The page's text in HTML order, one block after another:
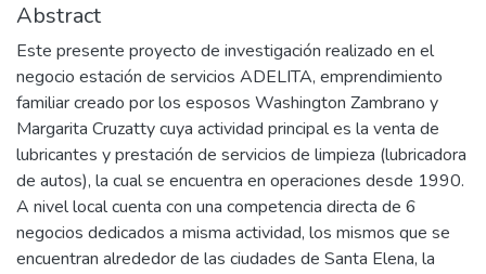
Abstract
Este presente proyecto de investigación realizado en el
negocio estación de servicios ADELITA, emprendimiento
familiar creado por los esposos Washington Zambrano y
Margarita Cruzatty cuya actividad principal es la venta de
lubricantes y prestación de servicios de limpieza (lubricadora
de autos), la cual se encuentra en operaciones desde 1990.
A nivel local cuenta con una competencia directa de 6
negocios dedicados a misma actividad, los mismos que se
encuentran alrededor de las ciudades de Santa Elena, la